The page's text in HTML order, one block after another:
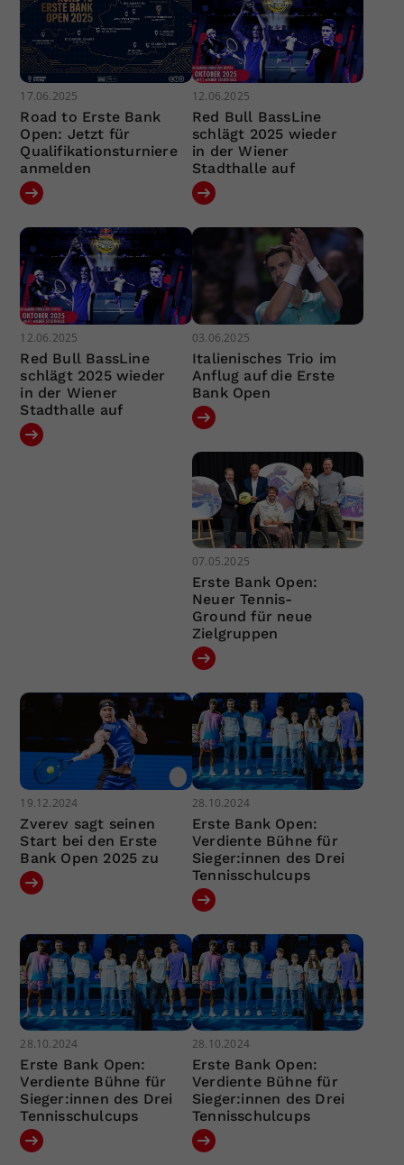
17.06.2025
Road to Erste Bank
Open: Jetzt für
Qualifikationsturniere
anmelden
12.06.2025
Red Bull BassLine
schlägt 2025 wieder
in der Wiener
Stadthalle auf
12.06.2025
Red Bull BassLine
schlägt 2025 wieder
in der Wiener
Stadthalle auf
03.06.2025
Italienisches Trio im
Anflug auf die Erste
Bank Open
07.05.2025
Erste Bank Open:
Neuer Tennis-
Ground für neue
Zielgruppen
19.12.2024
Zverev sagt seinen
Start bei den Erste
Bank Open 2025 zu
28.10.2024
Erste Bank Open:
Verdiente Bühne für
Sieger:innen des Drei
Tennisschulcups
28.10.2024
Erste Bank Open:
Verdiente Bühne für
Sieger:innen des Drei
Tennisschulcups
28.10.2024
Erste Bank Open:
Verdiente Bühne für
Sieger:innen des Drei
Tennisschulcups